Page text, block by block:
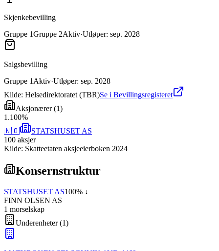
Skjenkebevilling
Gruppe 1Gruppe 2Aktiv·Utløper: sep. 2028
Salgsbevilling
Gruppe 1 Aktiv·Utløper: sep. 2028
Kilde: Helsedirektoratet (TBR)Se i Bevillingsregisteret
Aksjonærer(1)
1 .100%
🇳🇴
STATSHUSET AS
100 aksjer
Kilde: Skatteetaten aksjeeierboken 2024
Konsernstruktur
STATSHUSET AS100% ↓
FINN OLSEN AS
1 morselskap
Underenheter(1)